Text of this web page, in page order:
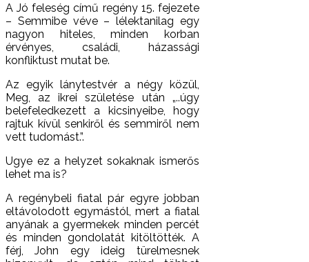
A Jó feleség című regény 15. fejezete
– Semmibe véve – lélektanilag egy
nagyon hiteles, minden korban
érvényes, családi, házassági
konfliktust mutat be.
Az egyik lánytestvér a négy közül,
Meg, az ikrei születése után „..úgy
belefeledkezett a kicsinyeibe, hogy
rajtuk kívül senkiről és semmiről nem
vett tudomást.”.
Ugye ez a helyzet sokaknak ismerős
lehet ma is?
A regénybeli fiatal pár egyre jobban
eltávolodott egymástól, mert a fiatal
anyának a gyermekek minden percét
és minden gondolatát kitöltötték. A
férj, John egy ideig türelmesnek